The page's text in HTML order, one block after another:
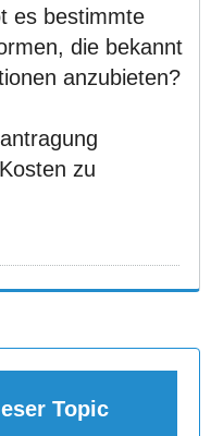
es bestimmte
die bekannt
anzubieten?
zu
Topic